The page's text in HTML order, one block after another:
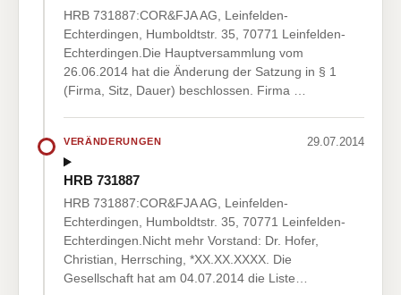
HRB 731887:COR&FJA AG, Leinfelden-
Echterdingen, Humboldtstr. 35, 70771 Leinfelden-
Echterdingen.Die Hauptversammlung vom
26.06.2014 hat die Änderung der Satzung in § 1
(Firma, Sitz, Dauer) beschlossen. Firma …
VERÄNDERUNGEN 29.07.2014
HRB 731887
HRB 731887:COR&FJA AG, Leinfelden-
Echterdingen, Humboldtstr. 35, 70771 Leinfelden-
Echterdingen.Nicht mehr Vorstand: Dr. Hofer,
Christian, Herrsching, *XX.XX.XXXX. Die
Gesellschaft hat am 04.07.2014 die Liste…